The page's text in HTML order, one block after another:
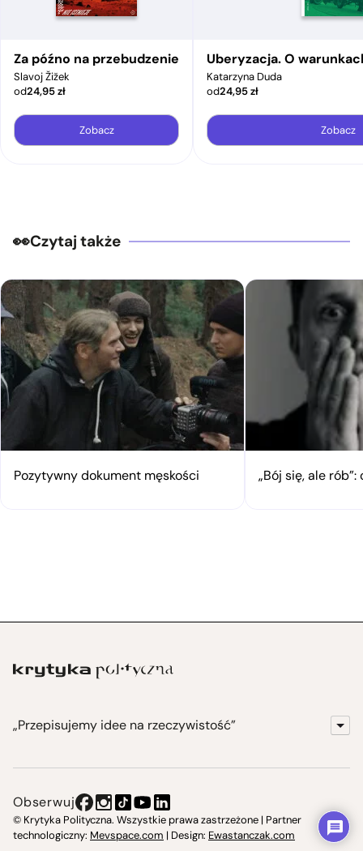
Za późno na przebudzenie
Slavoj Žižek
od24,95zł
Zobacz
Uberyzacja. O
Katarzyna Duda
od24,95zł
Zobacz
Czytaj także
Pozytywny dokument męskości „Bój się, ale
„Przepisujemy idee na rzeczywistość”
Instytut Krytyki Politycznej
Obserwuj
© Krytyka Polityczna. Wszystkie prawa zastrzeżone | Partner
technologiczny: Mevspace.com | Design: Ewastanczak.com